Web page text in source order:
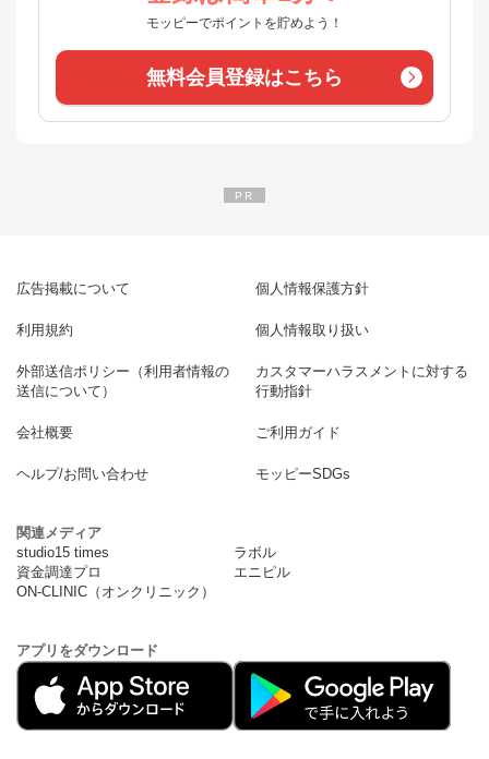
モッピーでポイントを貯めよう！
無料会員登録はこちら
広告掲載について 個人情報保護方針
利用規約 個人情報取り扱い
外部送信ポリシー（利用者情報の
送信について）
カスタマーハラスメントに対する
行動指針
会社概要 ご利用ガイド
ヘルプ/お問い合わせ モッピーSDGs
関連メディア
studio15 times
ラボル
資金調達プロ
エニピル
ON-CLINIC（オンクリニック）
アプリをダウンロード